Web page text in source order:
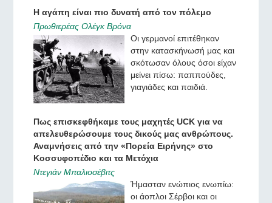
Η αγάπη είναι πιο δυνατή από τον πόλεμο
Πρωθιερέας Ολέγκ Βρόνα
Οι γερμανοί επιτέθηκαν
στην κατασκήνωσή μας και
σκότωσαν όλους όσοι είχαν
μείνει πίσω: παππούδες,
γιαγιάδες και παιδιά.
Πως επισκεφθήκαμε τους μαχητές UCK για να
απελευθερώσουμε τους δικούς μας ανθρώπους.
Αναμνήσεις από την «Πορεία Ειρήνης» στο
Κοσσυφοπέδιο και τα Μετόχια
Ντεγιάν Μπαλιοσέβιτς
Ήμασταν ενώπιος ενωπίω:
οι άοπλοι Σέρβοι και οι